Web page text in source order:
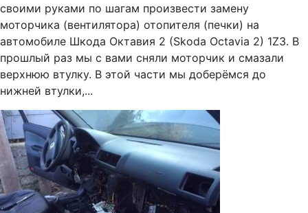
своими руками по шагам произвести замену
моторчика (вентилятора) отопителя (печки) на
автомобиле Шкода Октавия 2 (Skoda Octavia 2) 1Z3. В
прошлый раз мы с вами сняли моторчик и смазали
верхнюю втулку. В этой части мы доберёмся до
нижней втулки,...